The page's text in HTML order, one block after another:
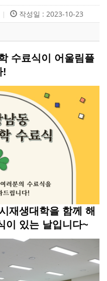
|
작성일 : 2023-10-23
수료식이 어울림플
!
재생대학을 함께 해
이 있는 날입니다~